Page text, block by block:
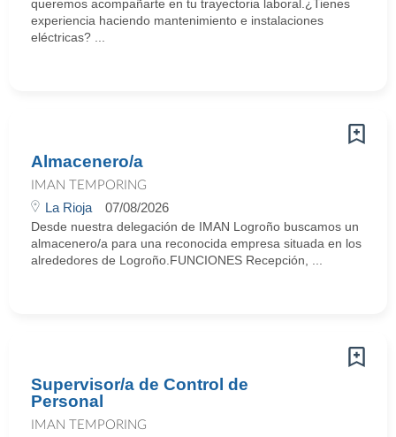
queremos acompañarte en tu trayectoria laboral.¿Tienes
experiencia haciendo mantenimiento e instalaciones
eléctricas? ...
Almacenero/a
IMAN TEMPORING
La Rioja 07/08/2026
Desde nuestra delegación de IMAN Logroño buscamos un
almacenero/a para una reconocida empresa situada en los
alrededores de Logroño.FUNCIONES Recepción, ...
Supervisor/a de Control de
Personal
IMAN TEMPORING